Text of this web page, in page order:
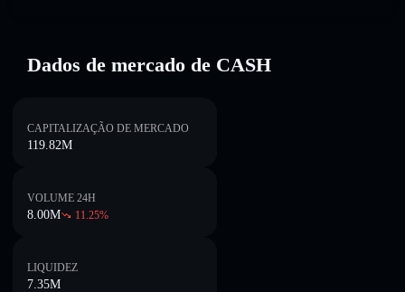
Dados de mercado de CASH
CAPITALIZAÇÃO DE MERCADO
119.82M
VOLUME 24H
8.00M 11.25%
LIQUIDEZ
7.35M